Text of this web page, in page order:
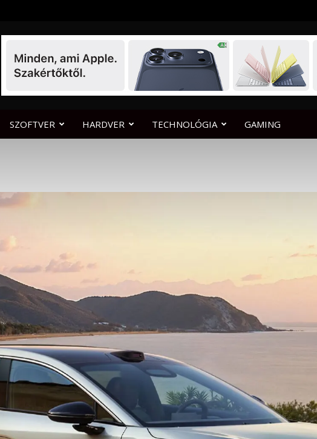
SZOFTVER HARDVER TECHNOLÓGIA GAMING